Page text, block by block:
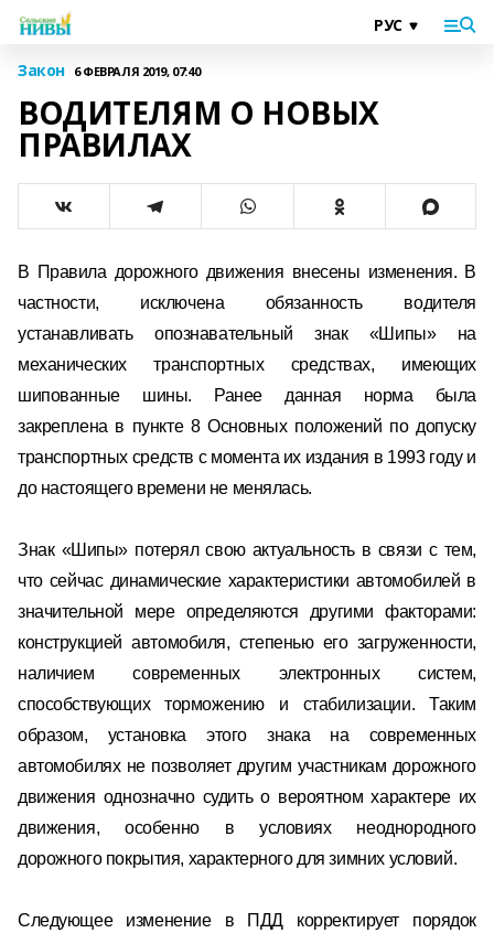
Закон 6 ФЕВРАЛЯ 2019, 07:40
ВОДИТЕЛЯМ О НОВЫХ
ПРАВИЛАХ
В Правила дорожного движения внесены изменения. В
частности, исключена обязанность водителя
устанавливать опознавательный знак «Шипы» на
механических транспортных средствах, имеющих
шипованные шины. Ранее данная норма была
закреплена в пункте 8 Основных положений по допуску
транспортных средств с момента их издания в 1993 году и
до настоящего времени не менялась.
Знак «Шипы» потерял свою актуальность в связи с тем,
что сейчас динамические характеристики автомобилей в
значительной мере определяются другими факторами:
конструкцией автомобиля, степенью его загруженности,
наличием современных электронных систем,
способствующих торможению и стабилизации. Таким
образом, установка этого знака на современных
автомобилях не позволяет другим участникам дорожного
движения однозначно судить о вероятном характере их
движения, особенно в условиях неоднородного
дорожного покрытия, характерного для зимних условий.
Следующее изменение в ПДД корректирует порядок